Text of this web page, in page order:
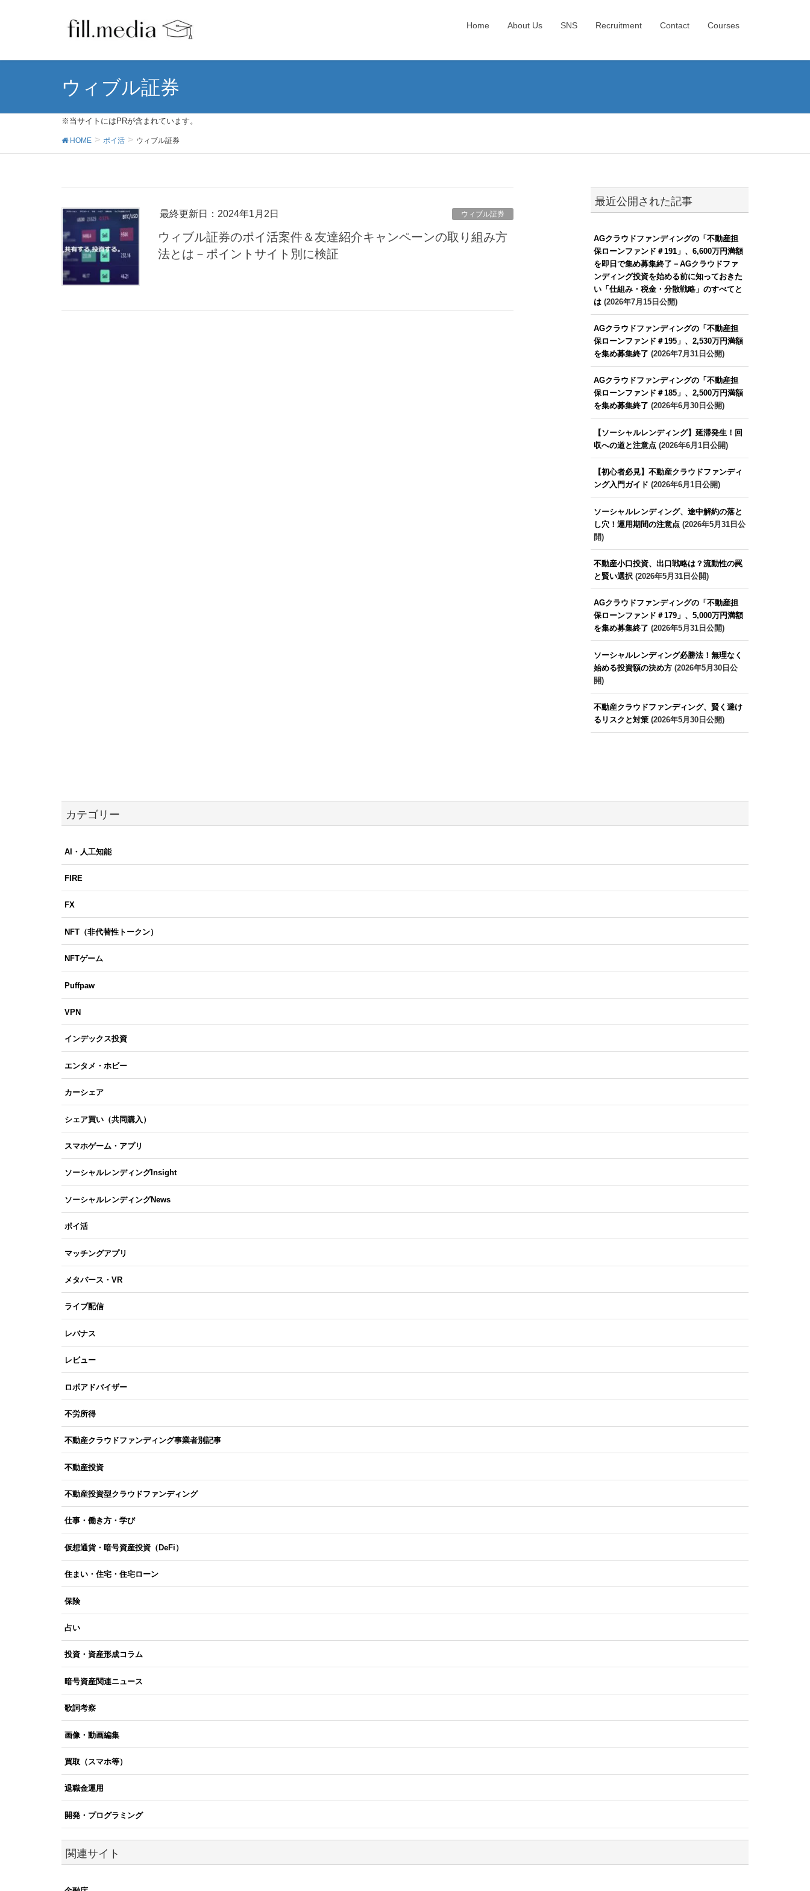
Home About Us SNS Recruitment Contact Courses
ウィブル証券
※当サイトにはPRが含まれています。
HOME ポイ活 ウィブル証券
最終更新日：2024年1月2日 ウィブル証券
ウィブル証券のポイ活案件＆友達紹介キャンペーンの取り組み方
法とは－ポイントサイト別に検証
最近公開された記事
AGクラウドファンディングの「不動産担
保ローンファンド＃191」、6,600万円満額
を即日で集め募集終了－AGクラウドファ
ンディング投資を始める前に知っておきた
い「仕組み・税金・分散戦略」のすべてと
は(2026年7月15日公開)
AGクラウドファンディングの「不動産担
保ローンファンド＃195」、2,530万円満額
を集め募集終了 (2026年7月31日公開)
AGクラウドファンディングの「不動産担
保ローンファンド＃185」、2,500万円満額
を集め募集終了 (2026年6月30日公開)
【ソーシャルレンディング】延滞発生！回
収への道と注意点(2026年6月1日公開)
【初心者必見】不動産クラウドファンディ
ング入門ガイド (2026年6月1日公開)
ソーシャルレンディング、途中解約の落と
し穴！運用期間の注意点(2026年5月31日公
開)
不動産小口投資、出口戦略は？流動性の罠
と賢い選択(2026年5月31日公開)
AGクラウドファンディングの「不動産担
保ローンファンド＃179」、5,000万円満額
を集め募集終了 (2026年5月31日公開)
ソーシャルレンディング必勝法！無理なく
始める投資額の決め方(2026年5月30日公
開)
不動産クラウドファンディング、賢く避け
るリスクと対策(2026年5月30日公開)
カテゴリー
AI・人工知能
FIRE
FX
NFT（非代替性トークン）
NFTゲーム
Puffpaw
VPN
インデックス投資
エンタメ・ホビー
カーシェア
シェア買い（共同購入）
スマホゲーム・アプリ
ソーシャルレンディングInsight
ソーシャルレンディングNews
ポイ活
マッチングアプリ
メタバース・VR
ライブ配信
レバナス
レビュー
ロボアドバイザー
不労所得
不動産クラウドファンディング事業者別記事
不動産投資
不動産投資型クラウドファンディング
仕事・働き方・学び
仮想通貨・暗号資産投資（DeFi）
住まい・住宅・住宅ローン
保険
占い
投資・資産形成コラム
暗号資産関連ニュース
歌詞考察
画像・動画編集
買取（スマホ等）
退職金運用
開発・プログラミング
関連サイト